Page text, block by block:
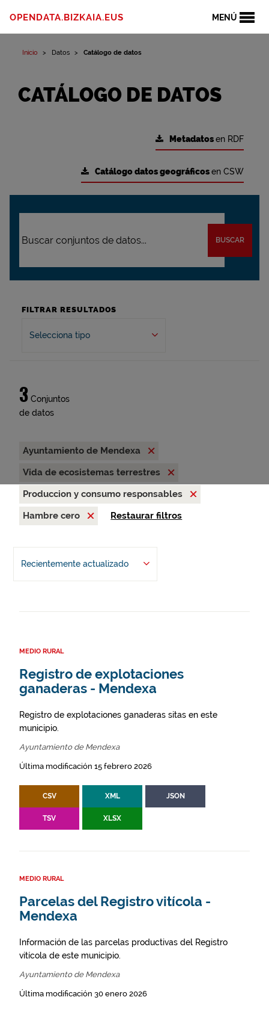
MENÚ
OPENDATA.BIZKAIA.EUS
Inicio Datos Catálogo de datos
CATÁLOGO DE DATOS
Metadatosen RDF
Catálogo datos geográficosen CSW
BUSCAR
FILTRAR RESULTADOS
Selecciona tipo
3 Conjuntos
de datos
Ayuntamiento de Mendexa
Vida de ecosistemas terrestres
Produccion y consumo responsables
Hambre cero
Restaurar filtros
Recientemente actualizado
MEDIO RURAL
Registro de explotaciones
ganaderas - Mendexa
Registro de explotaciones ganaderas sitas en este
municipio.
Ayuntamiento de Mendexa
Última modificación 15 febrero 2026
CSV XML JSON
TSV XLSX
MEDIO RURAL
Parcelas del Registro vitícola -
Mendexa
Información de las parcelas productivas del Registro
vitícola de este municipio.
Ayuntamiento de Mendexa
Última modificación 30 enero 2026